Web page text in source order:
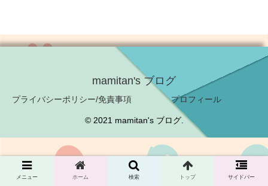
mamitan's ブログ
プライバシーポリシー/免責事項 プロフィール
© 2021 mamitan's ブログ.
メニュー ホーム 検索 トップ サイドバー